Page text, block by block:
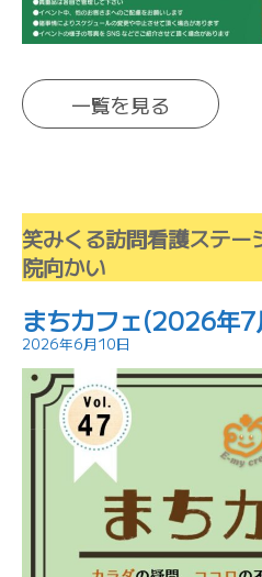
一覧を見る
笑みくる訪問看護ステー
院向かい
まちカフェ(2026年7
2026年6月10日